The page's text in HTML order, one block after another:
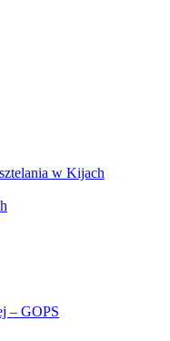
w Kijach
– GOPS